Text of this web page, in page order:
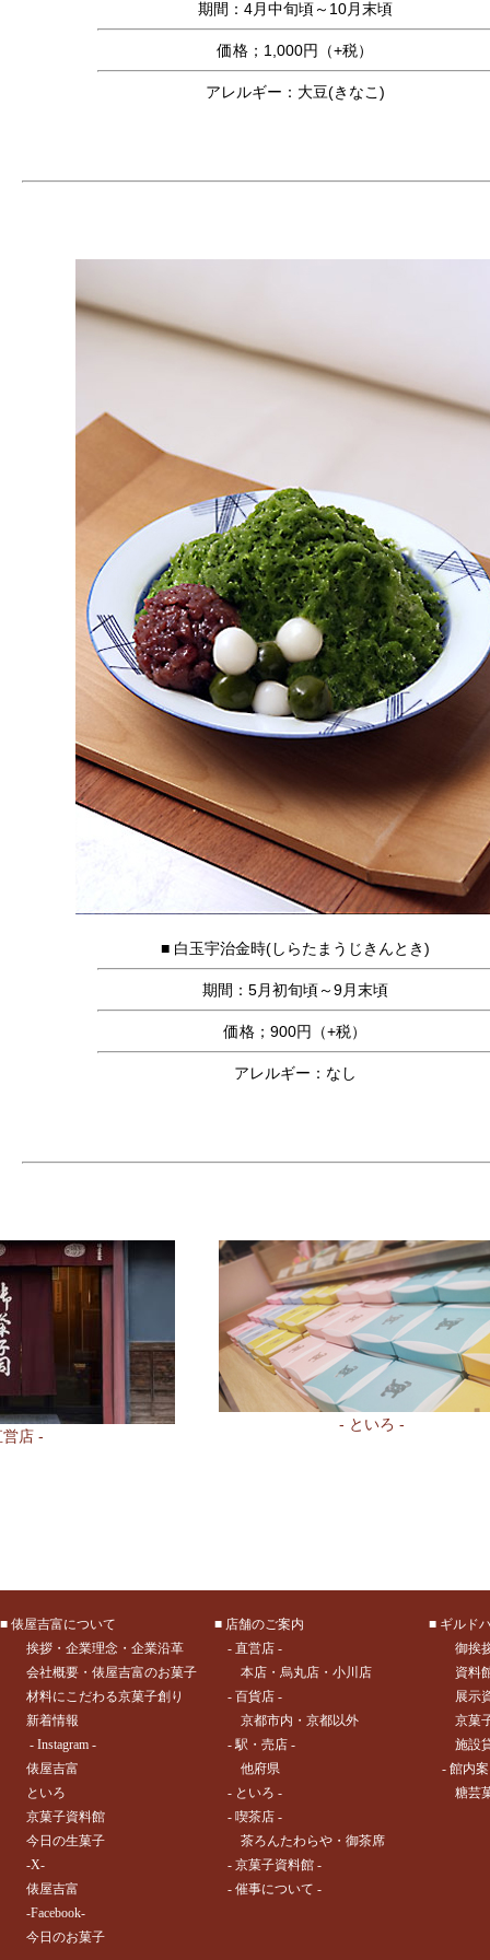
期間：4月中旬頃～10月末頃
価格；1,000円（+税）
アレルギー：大豆(きなこ)
■ 白玉宇治金時(しらたまうじきんとき)
期間：5月初旬頃～9月末頃
価格；900円（+税）
アレルギー：なし
店 -
- といろ -
■ 俵屋吉富について
挨拶 ・ 企業理念 ・ 企業沿革
会社概要 ・ 俵屋吉富のお菓子
材料にこだわる京菓子創り
新着情報
- Instagram -
俵屋吉富
といろ
京菓子資料館
今日の生菓子
-X-
俵屋吉富
-Facebook-
今日のお菓子
■ 店舗のご案内
- 直営店 -
本店 ・ 烏丸店 ・ 小川店
- 百貨店 -
京都市内 ・ 京都以外
- 駅・売店 -
他府県
- といろ -
- 喫茶店 -
茶ろんたわらや ・ 御茶席
- 京菓子資料館 -
- 催事について -
■ ギルド
御挨
資料
展示
京菓
施設
- 館内
糖芸